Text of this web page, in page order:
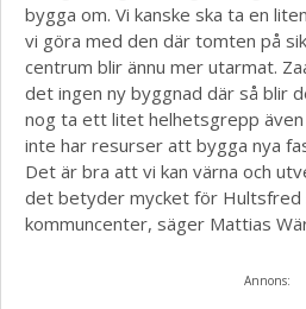
bygga om. Vi kanske ska ta en
vi göra med den där tomten på
centrum blir ännu mer utarmat.
det ingen ny byggnad där så blir
nog ta ett litet helhetsgrepp även
inte har resurser att bygga nya
Det är bra att vi kan värna och
det betyder mycket för
kommuncenter, säger Mattias
Annons: